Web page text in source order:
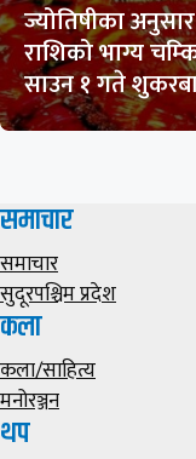
ज्योतिषीका
राशिको भाग्य
साउन १ गते
समाचार
समाचार
सुदूरपश्चिम प्रदेश
कला
कला/साहित्य
मनोरञ्जन
थप